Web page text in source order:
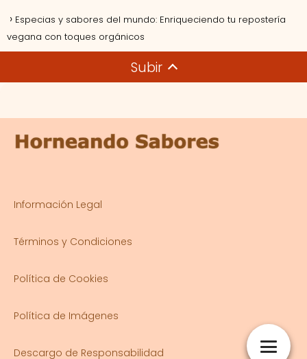
Especias y sabores del mundo: Enriqueciendo tu repostería
vegana con toques orgánicos
Subir
Información Legal
Términos y Condiciones
Política de Cookies
Política de Imágenes
Descargo de Responsabilidad